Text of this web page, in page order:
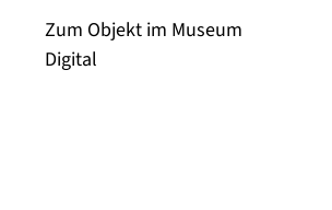
Zum Objekt im Museum
Digital